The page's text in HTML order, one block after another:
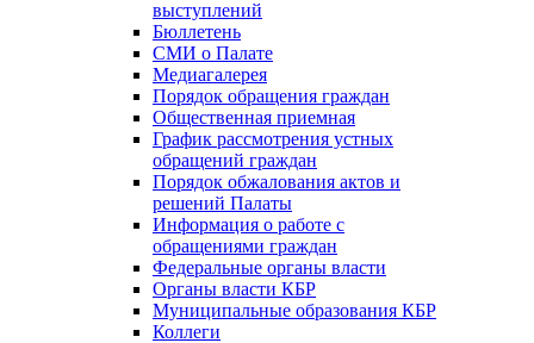
выступлений
Бюллетень
СМИ о Палате
Медиагалерея
Порядок обращения граждан
Общественная приемная
График рассмотрения устных
обращений граждан
Порядок обжалования актов и
решений Палаты
Информация о работе с
обращениями граждан
Федеральные органы власти
Органы власти КБР
Муниципальные образования КБР
Коллеги